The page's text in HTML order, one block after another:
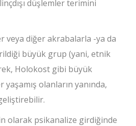
düşlemler terimini
veya diğer akrabalarla -ya da
büyük grup (yani, etnik
Holokost gibi büyük
olanların yanında,
olarak psikanalize girdiğinde